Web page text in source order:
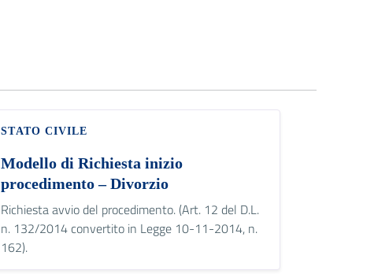
STATO CIVILE
Modello di Richiesta inizio
procedimento – Divorzio
Richiesta avvio del procedimento. (Art. 12 del D.L.
n. 132/2014 convertito in Legge 10-11-2014, n.
162).